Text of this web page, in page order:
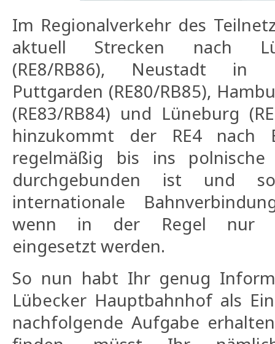
Im Regionalverkehr des
aktuell Strecken nach
(RE8/RB86), Neustadt in
Puttgarden (RE80/RB85),
(RE83/RB84) und Lüneburg
hinzukommt der RE4 nach
regelmäßig bis ins polnische
durchgebunden ist und
internationale
wenn in der Regel nur
eingesetzt werden.
So nun habt Ihr genug
Lübecker Hauptbahnhof als
nachfolgende Aufgabe